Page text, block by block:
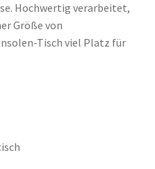
Hochwertig verarbeitet,
Größe von
Tisch viel Platz für